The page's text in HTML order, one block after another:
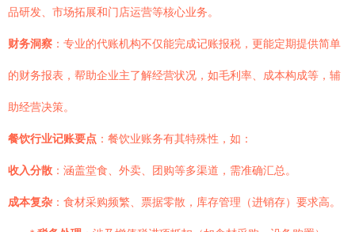
品研发、市场拓展和门店运营等核心业务。
财务洞察 ：专业的代账机构不仅能完成记账报税，更能定期提供简单
的财务报表，帮助企业主了解经营状况，如毛利率、成本构成等，辅
助经营决策。
餐饮行业记账要点 ：餐饮业账务有其特殊性，如：
收入分散 ：涵盖堂食、外卖、团购等多渠道，需准确汇总。
成本复杂 ：食材采购频繁、票据零散，库存管理（进销存）要求高。